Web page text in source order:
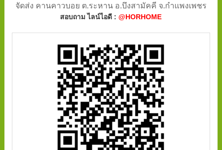
จัดส่ง คานคาวบอย ต.ระหาน อ.บึงสามัคคี จ.กำแพงเพชร
สอบถาม ไลน์ไอดี :@HORHOME